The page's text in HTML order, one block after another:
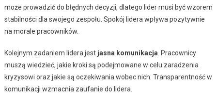
może prowadzić do błędnych decyzji, dlatego lider musi być wzorem
stabilności dla swojego zespołu. Spokój lidera wpływa pozytywnie
na morale pracowników.
Kolejnym zadaniem lidera jest jasna komunikacja . Pracownicy
muszą wiedzieć, jakie kroki są podejmowane w celu zaradzenia
kryzysowi oraz jakie są oczekiwania wobec nich. Transparentność w
komunikacji wzmacnia zaufanie do lidera.